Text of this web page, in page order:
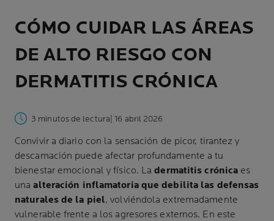
CÓMO CUIDAR LAS ÁREAS
DE ALTO RIESGO CON
DERMATITIS CRÓNICA
3 minutos de lectura | 16 abril 2026
Convivir a diario con la sensación de picor, tirantez y
descamación puede afectar profundamente a tu
bienestar emocional y físico. Ladermatitis crónica es
unaalteración inflamatoria que debilita las defensas
naturales de la piel, volviéndola extremadamente
vulnerable frente a los agresores externos. En este